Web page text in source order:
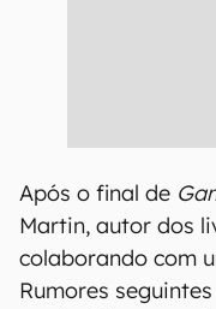
Após o final de
Martin, autor dos
colaborando com
Rumores